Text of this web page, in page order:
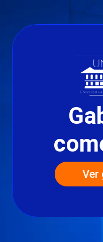
Ver